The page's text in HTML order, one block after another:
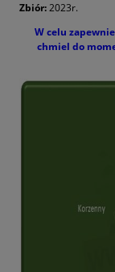
Zbiór:2023r.
W celu
chmiel do